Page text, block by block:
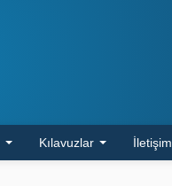
Kılavuzlar İletişim